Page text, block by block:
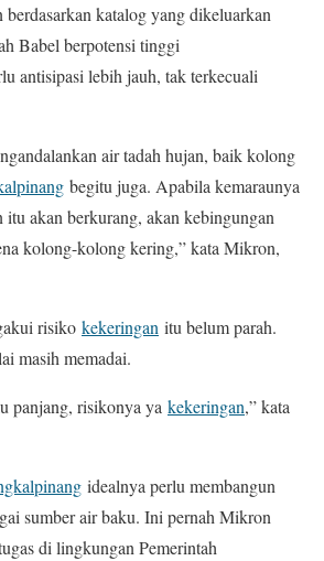
katalog yang dikeluarkan
Babel berpotensi tinggi
antisipasi lebih jauh, tak terkecuali
air tadah hujan, baik kolong
begitu juga. Apabila kemaraunya
itu akan berkurang, akan kebingungan
kolong-kolong kering,” kata Mikron,
risiko kekeringan itu belum parah.
masih memadai.
panjang, risikonya ya kekeringan,” kata
idealnya perlu membangun
sumber air baku. Ini pernah Mikron
di lingkungan Pemerintah